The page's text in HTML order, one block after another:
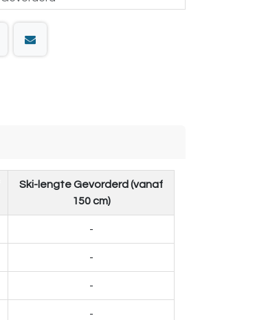
Ski-lengte Gevorderd (vanaf
150 cm)
-
-
-
-